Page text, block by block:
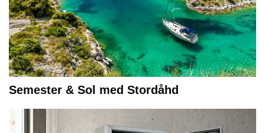
Semester & Sol med Stordåhd